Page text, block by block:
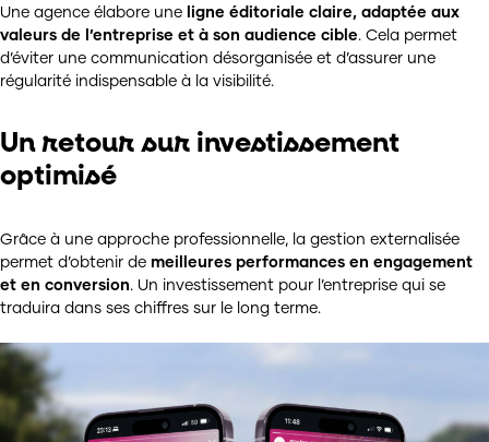
Une agence élabore une ligne éditoriale claire, adaptée aux
valeurs de l’entreprise et à son audience cible. Cela permet
d’éviter une communication désorganisée et d’assurer une
régularité indispensable à la visibilité.
Un retour sur investissement
optimisé
Grâce à une approche professionnelle, la gestion externalisée
permet d’obtenir de meilleures performances en engagement
et en conversion. Un investissement pour l’entreprise qui se
traduira dans ses chiffres sur le long terme.